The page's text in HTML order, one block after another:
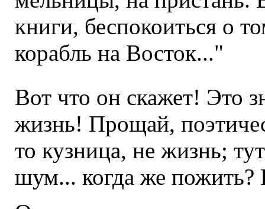
книги, беспокоиться о
корабль на Восток..."
Вот что он скажет! Это
жизнь! Прощай,
то кузница, не жизнь;
шум... когда же пожить?